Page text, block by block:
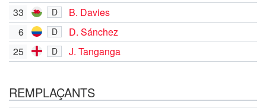
33
D
B. Davies
6
D
D. Sánchez
25
D J. Tanganga
REMPLAÇANTS